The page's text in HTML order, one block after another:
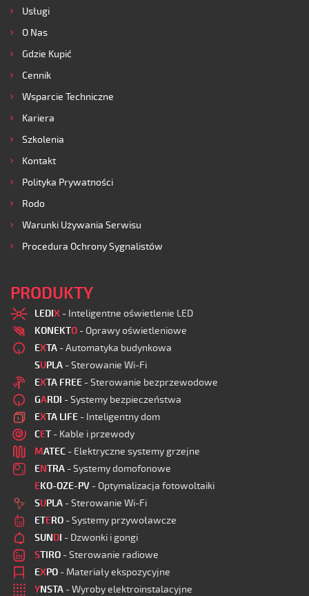
Usługi
O Nas
Gdzie Kupić
Cennik
Wsparcie Techniczne
Kariera
Szkolenia
Kontakt
Polityka Prywatności
Rodo
Warunki Używania Serwisu
Procedura Ochrony Sygnalistów
PRODUKTY
LEDIX - Inteligentne oświetlenie LED
KONEKTO - Oprawy oświetleniowe
EXTA - Automatyka budynkowa
SUPLA - Sterowanie Wi-Fi
EXTA FREE - Sterowanie bezprzewodowe
GARDI - Systemy bezpieczeństwa
EXTA LIFE - Inteligentny dom
CET - Kable i przewody
MATEC - Elektryczne systemy grzejne
ENTRA - Systemy domofonowe
EKO-OZE-PV - Optymalizacja fotowoltaiki
SUPLA - Sterowanie Wi-Fi
ETERO - Systemy przywoławcze
SUNDI - Dzwonki i gongi
STIRO - Sterowanie radiowe
EXPO - Materiały ekspozycyjne
YNSTA - Wyroby elektroinstalacyjne